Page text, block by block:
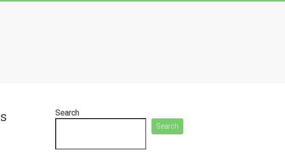
Search
Search